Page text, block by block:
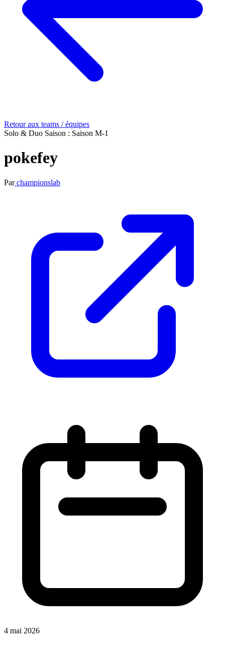
Retour aux teams / équipes
Solo & Duo Saison : Saison M-1
pokefey
Parchampionslab
4 mai 2026